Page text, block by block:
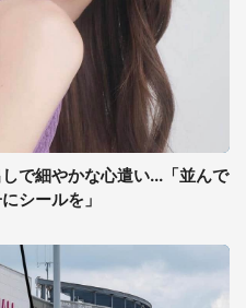
で細やかな心遣い...「並んで
シールを」